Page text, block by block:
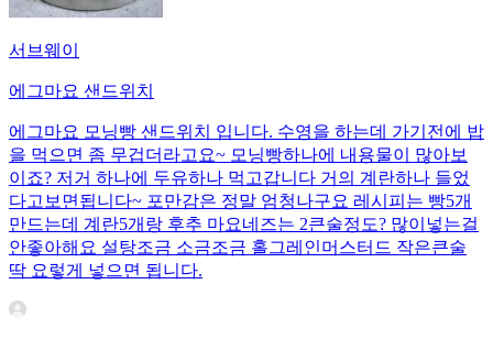
서브웨이
에그마요 샌드위치
에그마요 모닝빵 샌드위치 입니다. 수영을 하는데 가기전에 밥
을 먹으면 좀 무겁더라고요~ 모닝빵하나에 내용물이 많아보
이죠? 저거 하나에 두유하나 먹고갑니다 거의 계란하나 들었
다고보면됩니다~ 포만감은 정말 엄청나구요 레시피는 빵5개
만드는데 계란5개랑 후추 마요네즈는 2큰술정도? 많이넣는걸
안좋아해요 설탕조금 소금조금 홀그레인머스터드 작은큰술
딱 요렇게 넣으면 됩니다.